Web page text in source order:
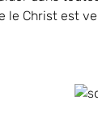
le Christ est